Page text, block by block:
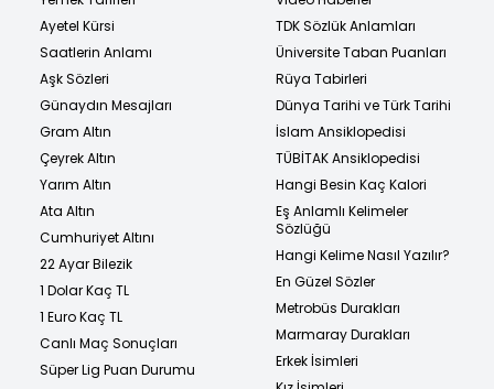
Ayetel Kürsi
Saatlerin Anlamı
Aşk Sözleri
Günaydın Mesajları
Gram Altın
Çeyrek Altın
Yarım Altın
Ata Altın
Cumhuriyet Altını
22 Ayar Bilezik
1 Dolar Kaç TL
1 Euro Kaç TL
Canlı Maç Sonuçları
Süper Lig Puan Durumu
TDK Sözlük Anlamları
Üniversite Taban Puanları
Rüya Tabirleri
Dünya Tarihi ve Türk Tarihi
İslam Ansiklopedisi
TÜBİTAK Ansiklopedisi
Hangi Besin Kaç Kalori
Eş Anlamlı Kelimeler
Sözlüğü
Hangi Kelime Nasıl Yazılır?
En Güzel Sözler
Metrobüs Durakları
Marmaray Durakları
Erkek İsimleri